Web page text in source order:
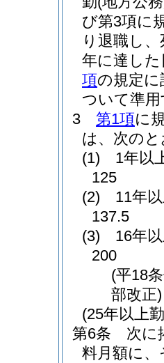
び第3項に
り退職し、
年に達し
項の規定に
ついて準
3
第1項に
は、次の
(1)
1年以
125
(2)
11年
137.5
(3)
16年
200
(平18
部改正)
(25年以上
第6条
次に
料月額に